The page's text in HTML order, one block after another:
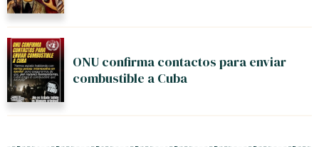
ONU confirma contactos para enviar
combustible a Cuba